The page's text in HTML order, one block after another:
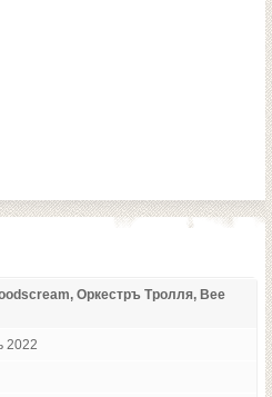
Оркестръ Тролля, Bee
2022